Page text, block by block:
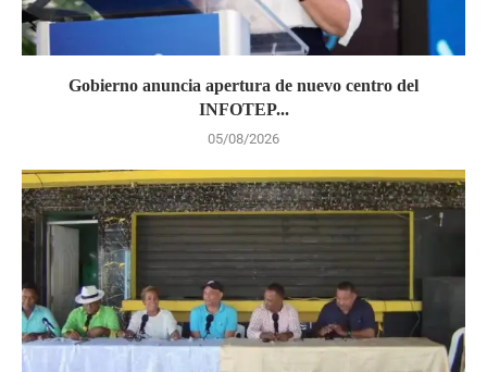
Gobierno anuncia apertura de nuevo centro del
INFOTEP...
05/08/2026